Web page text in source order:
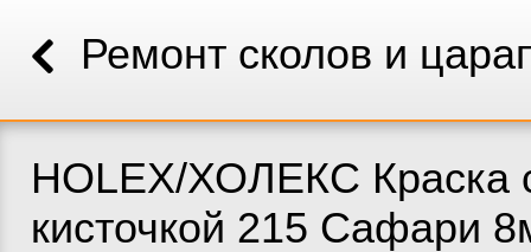
Ремонт сколов и
HOLEX/ХОЛЕКС Краска
кисточкой 215 Сафари